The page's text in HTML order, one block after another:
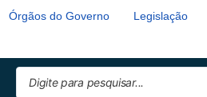
Órgãos do Governo Legislação
Pesquisar